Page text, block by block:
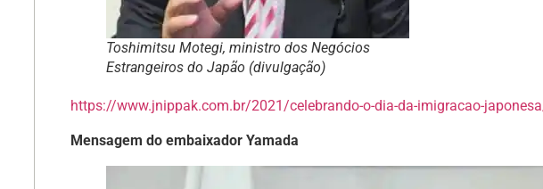
Toshimitsu Motegi, ministro dos Negócios
Estrangeiros do Japão (divulgação)
https://www.jnippak.com.br/2021/celebrando-o-dia-da-imigracao-
Mensagem do embaixador Yamada